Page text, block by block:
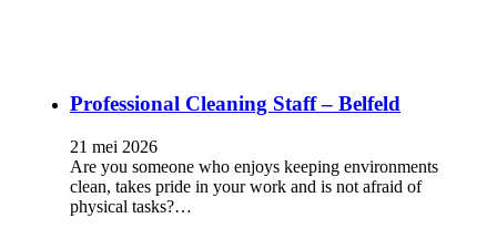
Professional Cleaning Staff – Belfeld
21 mei 2026
Are you someone who enjoys keeping environments
clean, takes pride in your work and is not afraid of
physical tasks?…